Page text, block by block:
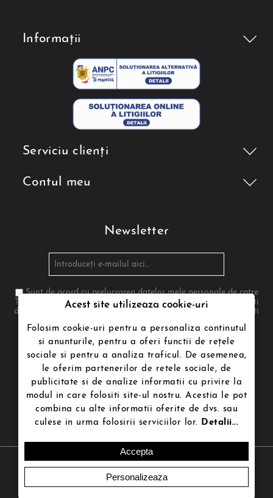
Informații
Serviciu clienți
Contul meu
Newsletter
Sunt de acord cu prelucrarea datelor mele personale de catre
Termenii de utilizare poenari.ro in conformitate cu legea. Te poti
dezabona in orice moment. Pentru aceasta te rugam sa folosesti
Urmăriți-ne
Copyright © 2026 Poenari.ro | Magazin online.Toate drepturile
rezervate.
Creat deEcom Digital
Acest site utilizeaza cookie-uri
Folosim cookie-uri pentru a personaliza continutul
si anunturile, pentru a oferi functii de rețele
sociale si pentru a analiza traficul. De asemenea,
le oferim partenerilor de retele sociale, de
publicitate si de analize informatii cu privire la
modul in care folositi site-ul nostru. Acestia le pot
combina cu alte informatii oferite de dvs. sau
culese in urma folosirii serviciilor lor. Detalii...
Accepta
Personalizeaza